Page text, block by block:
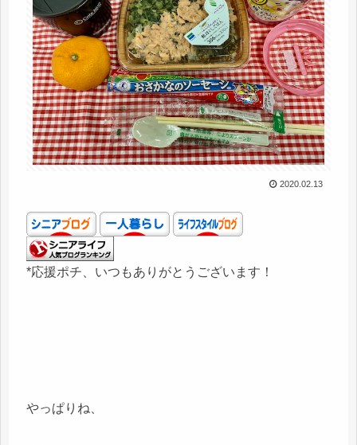
2020.02.13
*応援ポチ、いつもありがとうございます！
やっぱりね、